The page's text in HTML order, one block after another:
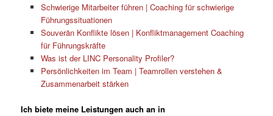
Schwierige Mitarbeiter führen | Coaching für schwierige
Führungssituationen
Souverän Konflikte lösen | Konfliktmanagement Coaching
für Führungskräfte
Was ist der LINC Personality Profiler?
Persönlichkeiten im Team | Teamrollen verstehen &
Zusammenarbeit stärken
Ich biete meine Leistungen auch an in